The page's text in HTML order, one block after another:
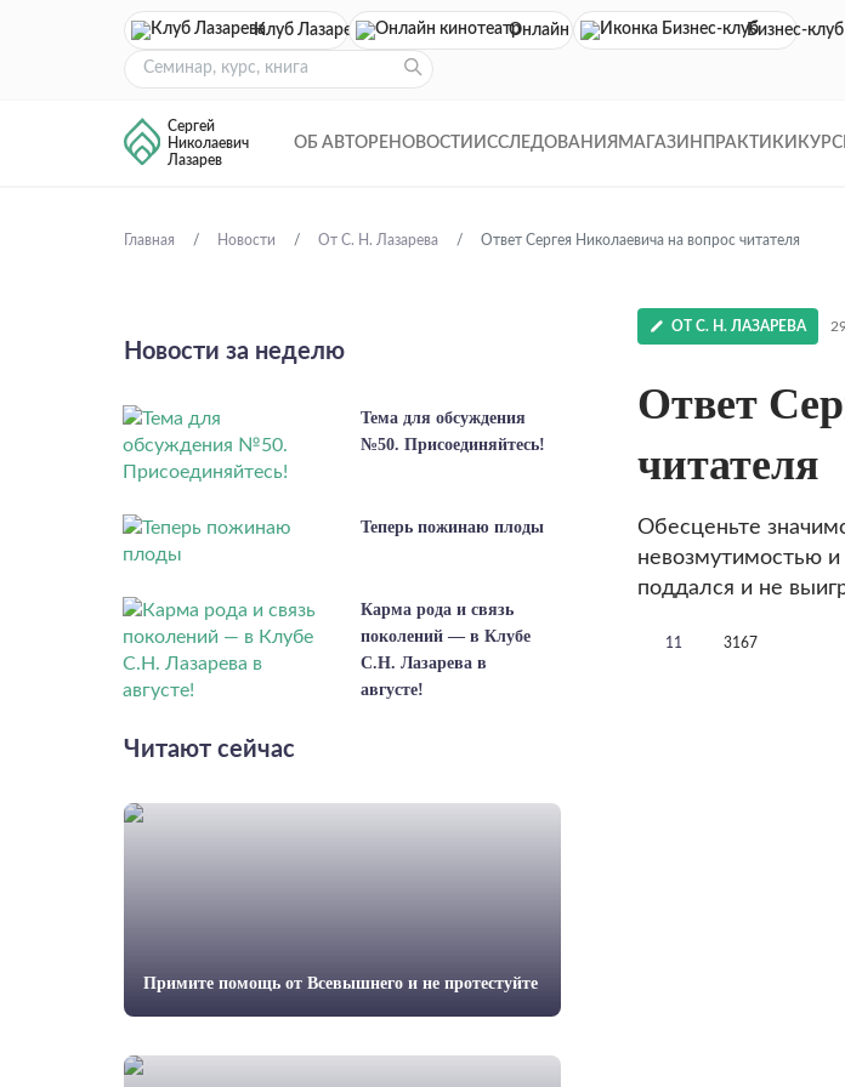
Клуб Лазарева Онлайн кинотеатр
Бизнес-клуб
Сергей
Николаевич
Лазарев
ОБ АВТОРЕ НОВОСТИ ИССЛЕДОВАНИЯ МАГАЗИН ПРАКТИКИ
Главная Новости От С. Н. Лазарева Ответ Сергея Николаевича на вопрос читателя
ОТ С. Н. ЛАЗАРЕВА
Ответ
читателя
Обесценьте
невозмутимостью
поддался и не
11 3167
Новости за неделю
Тема для обсуждения
№50. Присоединяйтесь!
Теперь пожинаю плоды
Карма рода и связь
поколений — в Клубе
С.Н. Лазарева в
августе!
Читают сейчас
Примите помощь от Всевышнего и не протестуйте